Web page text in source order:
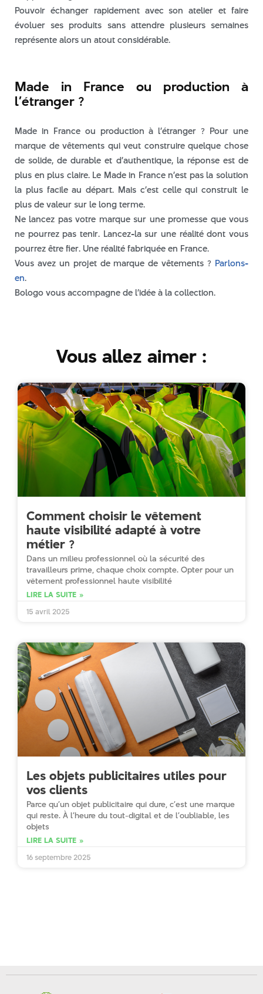
Pouvoir échanger rapidement avec son atelier et faire
évoluer ses produits sans attendre plusieurs semaines
représente alors un atout considérable.
Made in France ou production à
l’étranger ?
Made in France ou production à l’étranger ? Pour une
marque de vêtements qui veut construire quelque chose
de solide, de durable et d’authentique, la réponse est de
plus en plus claire. Le Made in France n’est pas la solution
la plus facile au départ. Mais c’est celle qui construit le
plus de valeur sur le long terme.
Ne lancez pas votre marque sur une promesse que vous
ne pourrez pas tenir. Lancez-la sur une réalité dont vous
pourrez être fier. Une réalité fabriquée en France.
Vous avez un projet de marque de vêtements ? Parlons-
en.
Bologo vous accompagne de l’idée à la collection.
Vous allez aimer :
Comment choisir le vêtement
haute visibilité adapté à votre
métier ?
Dans un milieu professionnel où la sécurité des
travailleurs prime, chaque choix compte. Opter pour un
vêtement professionnel haute visibilité
LIRE LA SUITE »
15 avril 2025
Les objets publicitaires utiles pour
vos clients
Parce qu’un objet publicitaire qui dure, c’est une marque
qui reste. À l’heure du tout-digital et de l’oubliable, les
objets
LIRE LA SUITE »
16 septembre 2025